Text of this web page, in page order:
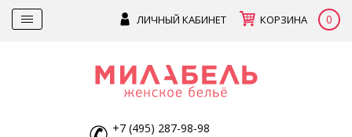
ЛИЧНЫЙ КАБИНЕТ КОРЗИНА 0
+7 (495) 287-98-98